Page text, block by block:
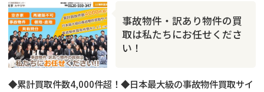
事故物件・訳あり物件の買
取は私たちにお任せくださ
い！
◆累計買取件数4,000件超！◆日本最大級の事故物件買取サイ